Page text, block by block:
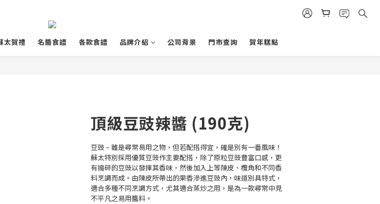
太賀禮 名醬食譜 各款食譜 品牌介紹 公司背景 門市查詢 賀年糕點
頂級豆豉辣醬 (190克)
豆豉 – 雖是尋常易用之物，但若配搭得宜，確是別有一番風味！
蘇太特別採用優質豆豉作主要配搭，除了原粒豆豉豐富口感，更
有搗碎的豆豉以發揮其香味，然後加入上等陳皮、欖角和不同香
料烹調而成。由陳皮所帶出的果香滲進豆豉內，味道別具特式，
適合多種不同烹調方式，尤其適合蒸炒之用，是為一款尋常中見
不平凡之易用醬料。